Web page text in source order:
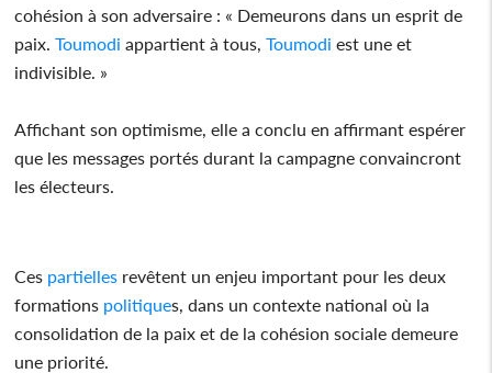
cohésion à son adversaire : « Demeurons dans un esprit de
paix.Toumodi appartient à tous,Toumodi est une et
indivisible. »
Affichant son optimisme, elle a conclu en affirmant espérer
que les messages portés durant la campagne convaincront
les électeurs.
Ces partielles revêtent un enjeu important pour les deux
formations politiques, dans un contexte national où la
consolidation de la paix et de la cohésion sociale demeure
une priorité.